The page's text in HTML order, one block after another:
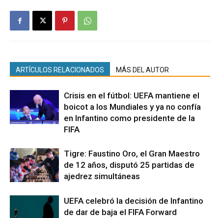
ARTÍCULOS RELACIONADOS MÁS DEL AUTOR
Crisis en el fútbol: UEFA mantiene el
boicot a los Mundiales y ya no confía
en Infantino como presidente de la
FIFA
Tigre: Faustino Oro, el Gran Maestro
de 12 años, disputó 25 partidas de
ajedrez simultáneas
UEFA celebró la decisión de Infantino
de dar de baja el FIFA Forward